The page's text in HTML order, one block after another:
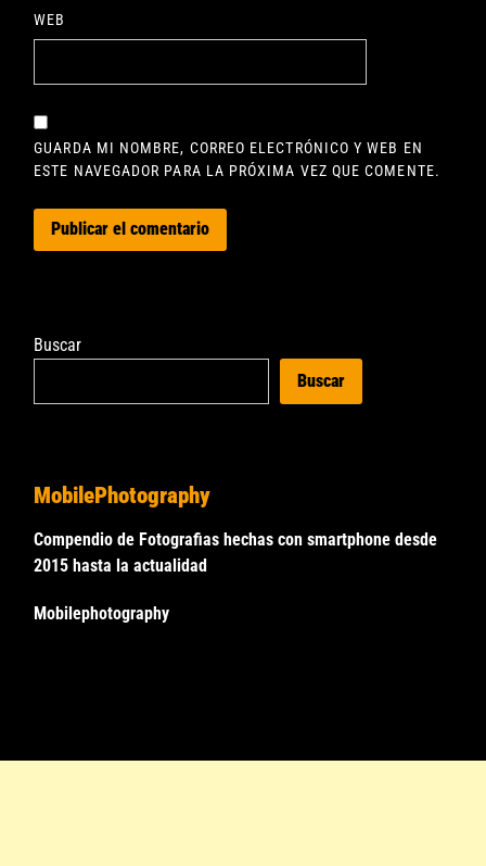
WEB
GUARDA MI NOMBRE, CORREO ELECTRÓNICO Y WEB EN
ESTE NAVEGADOR PARA LA PRÓXIMA VEZ QUE COMENTE.
Buscar
Buscar
MobilePhotography
Compendio de Fotografias hechas con smartphone desde
2015 hasta la actualidad
Mobilephotography